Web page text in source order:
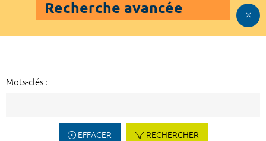
Recherche avancée
Mots-clés :
EFFACER RECHERCHER